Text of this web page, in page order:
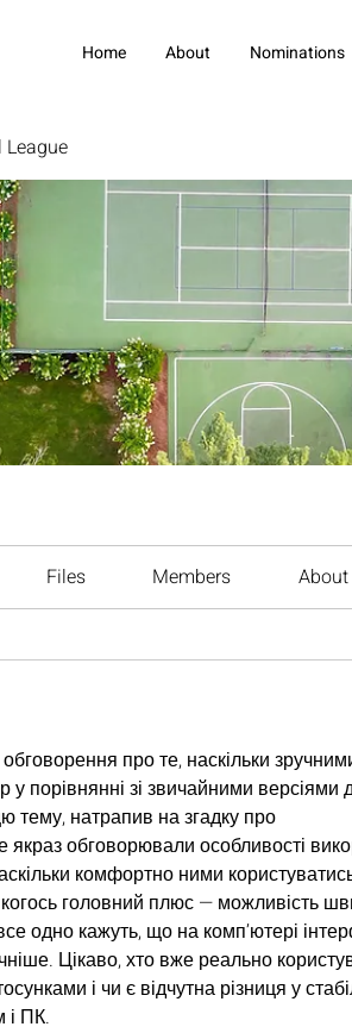
Home About Nominations
Files Members About
про те, наскільки
у порівнянні зі звичайними версіями
якраз обговорювали особливості
комфортно ними
головний плюс — можливість
одно кажуть, що на комп’ютері
Цікаво, хто вже реально
і чи є відчутна різниця у
і ПК.